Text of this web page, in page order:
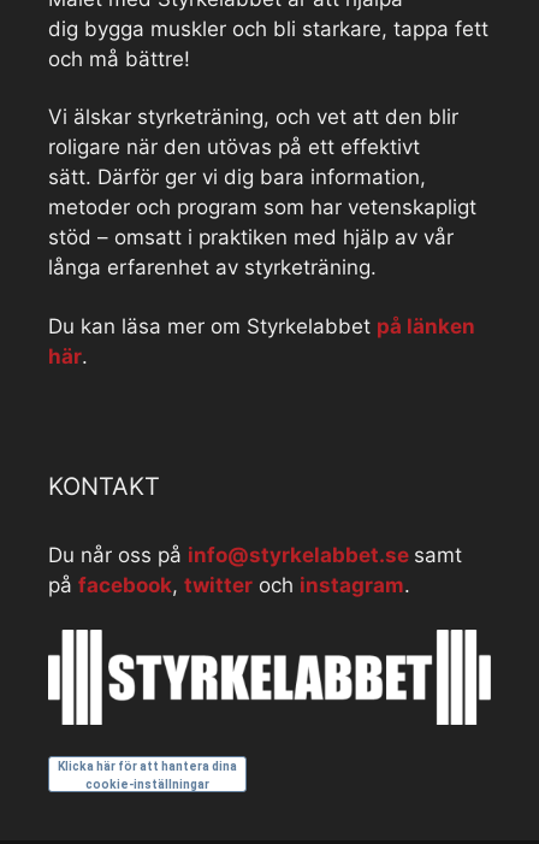
dig bygga muskler och bli starkare, tappa fett
och må bättre!
Vi älskar styrketräning, och vet att den blir
roligare när den utövas på ett effektivt
sätt. Därför ger vi dig bara information,
metoder och program som har vetenskapligt
stöd – omsatt i praktiken med hjälp av vår
långa erfarenhet av styrketräning.
Du kan läsa mer om Styrkelabbet på länken
här.
KONTAKT
Du når oss på info@styrkelabbet.se samt
på facebook, twitter och instagram.
Klicka här för att hantera dina
cookie-inställningar